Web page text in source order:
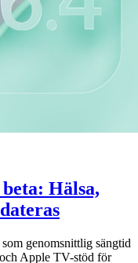
Hälsa,
genomsnittlig sängtid
Apple TV-stöd för